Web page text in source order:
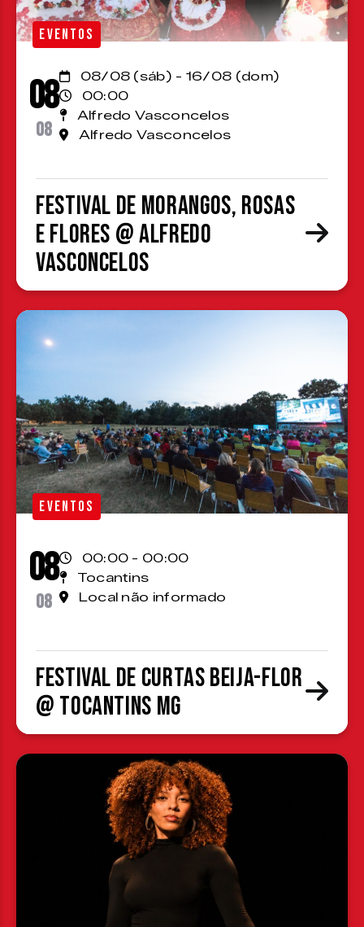
EVENTOS
08
08
08/08 (sáb) - 16/08 (dom)
00:00
Alfredo Vasconcelos
Alfredo Vasconcelos
Festival de Morangos, Rosas
e Flores @ Alfredo
Vasconcelos
EVENTOS
08
08
00:00 - 00:00
Tocantins
Local não informado
Festival de Curtas Beija-Flor
@ Tocantins MG